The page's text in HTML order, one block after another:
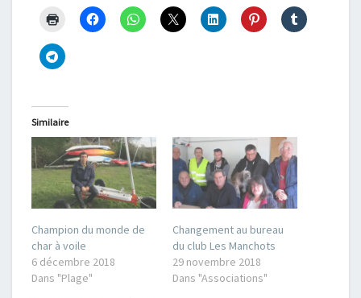
Similaire
Champion du monde de
char à voile
6 décembre 2018
Dans "Plage"
Changement au bureau
du club Les Manchots
29 novembre 2018
Dans "Associations"